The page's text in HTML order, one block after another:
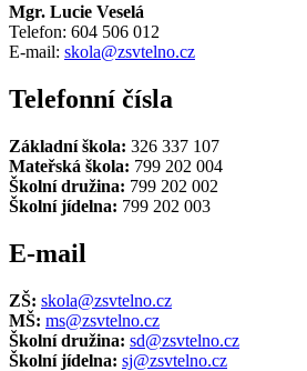
Mgr. Lucie Veselá
Telefon: 604 506 012
E-mail: skola@zsvtelno.cz
Telefonní čísla
Základní škola: 326 337 107
Mateřská škola: 799 202 004
Školní družina: 799 202 002
Školní jídelna: 799 202 003
E-mail
ZŠ: skola@zsvtelno.cz
MŠ: ms@zsvtelno.cz
Školní družina: sd@zsvtelno.cz
Školní jídelna: sj@zsvtelno.cz